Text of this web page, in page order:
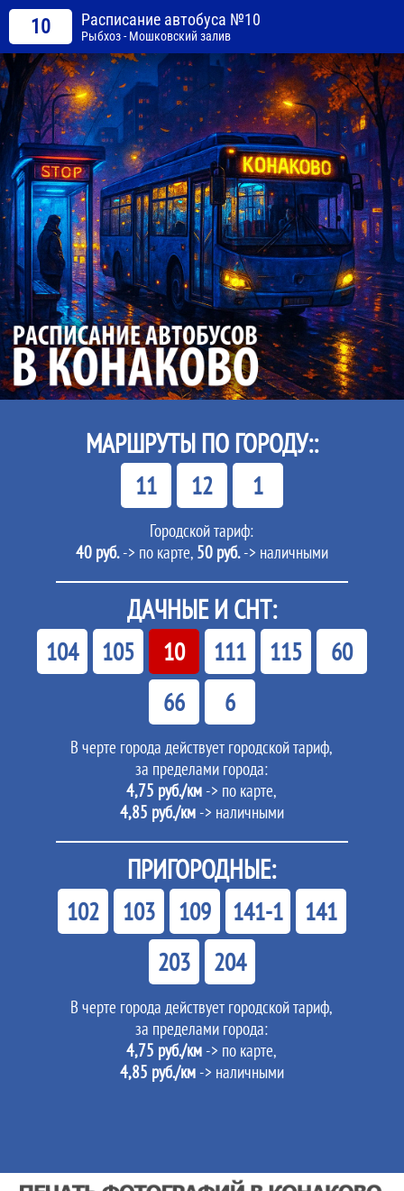
10 Расписание автобуса №10
Рыбхоз - Мошковский залив
МАРШРУТЫ ПО ГОРОДУ::
11 12 1
Городской тариф:
40 руб.-> по карте, 50 руб.-> наличными
ДАЧНЫЕ И СНТ:
104 105 10 111 115
60
66
6
В черте города действует городской тариф,
за пределами города:
4,75 руб./км -> по карте,
4,85 руб./км-> наличными
ПРИГОРОДНЫЕ:
102 103 109 141-1
141
203
204
В черте города действует городской тариф,
за пределами города:
4,75 руб./км -> по карте,
4,85 руб./км-> наличными